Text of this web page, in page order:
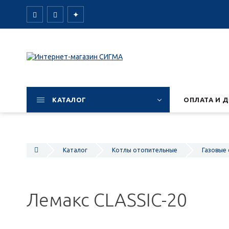
✦
КАТАЛОГ ОПЛАТА И
Каталог Котлы отопительные Газовые
Лемакс CLASSIC-20